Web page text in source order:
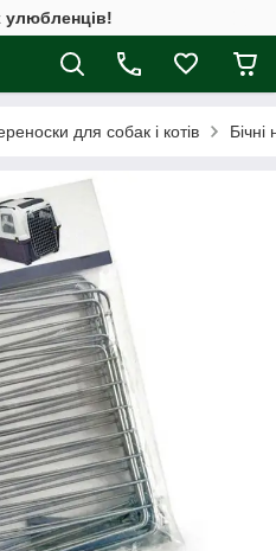
для собак і котів